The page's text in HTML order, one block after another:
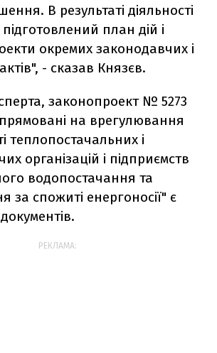
В результаті діяльності
план дій і
окремих законодавчих і
- сказав Князєв.
законопроект № 5273
на врегулювання
теплопостачальних і
організацій і підприємств
водопостачання та
за спожиті енергоносії" є
РЕКЛАМА: